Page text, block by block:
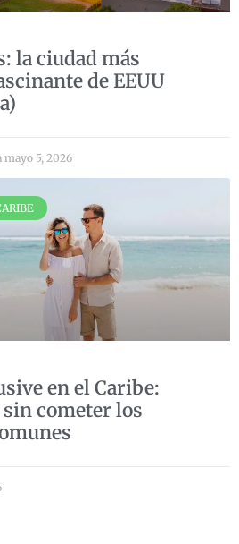
la ciudad más
de EEUU
mayo 5, 2026
en el Caribe:
cometer los